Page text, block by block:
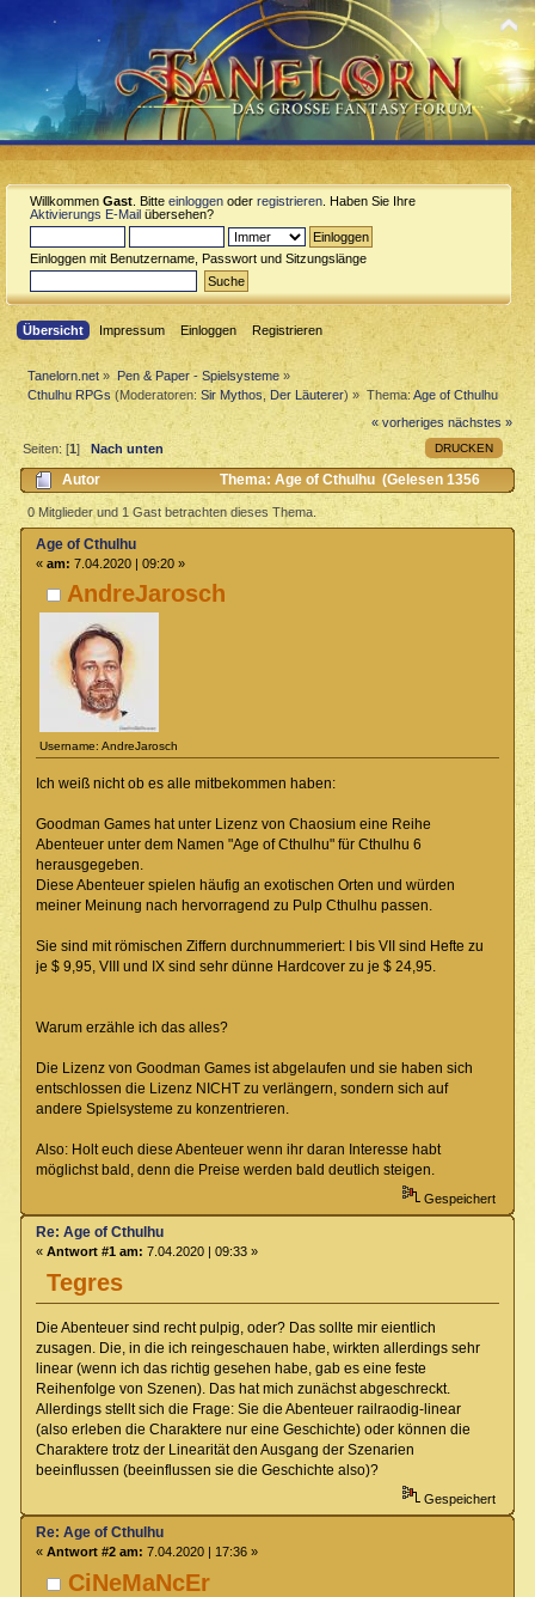
Willkommen Gast . Bitte einloggen oder registrieren . Haben Sie Ihre
Aktivierungs E-Mail übersehen?
Einloggen mit Benutzername, Passwort und Sitzungslänge
Übersicht Impressum Einloggen Registrieren
Tanelorn.net » Pen & Paper - Spielsysteme»
Cthulhu RPGs (Moderatoren:Sir Mythos, Der Läuterer) » Thema:Age of Cthulhu
« vorheriges nächstes »
DRUCKEN
Seiten: [1] Nach unten
Autor
Thema: Age of Cthulhu (Gelesen 1356
mal)
0 Mitglieder und 1 Gast betrachten dieses Thema.
AndreJarosch
Username: AndreJarosch
Age of Cthulhu
« am: 7.04.2020 | 09:20 »
Ich weiß nicht ob es alle mitbekommen haben:
Goodman Games hat unter Lizenz von Chaosium eine Reihe
Abenteuer unter dem Namen "Age of Cthulhu" für Cthulhu 6
herausgegeben.
Diese Abenteuer spielen häufig an exotischen Orten und würden
meiner Meinung nach hervorragend zu Pulp Cthulhu passen.
Sie sind mit römischen Ziffern durchnummeriert: I bis VII sind Hefte zu
je $ 9,95, VIII und IX sind sehr dünne Hardcover zu je $ 24,95.
Warum erzähle ich das alles?
Die Lizenz von Goodman Games ist abgelaufen und sie haben sich
entschlossen die Lizenz NICHT zu verlängern, sondern sich auf
andere Spielsysteme zu konzentrieren.
Also: Holt euch diese Abenteuer wenn ihr daran Interesse habt
möglichst bald, denn die Preise werden bald deutlich steigen.
Gespeichert
Tegres
Re: Age of Cthulhu
« Antwort #1 am: 7.04.2020 | 09:33 »
Die Abenteuer sind recht pulpig, oder? Das sollte mir eientlich
zusagen. Die, in die ich reingeschauen habe, wirkten allerdings sehr
linear (wenn ich das richtig gesehen habe, gab es eine feste
Reihenfolge von Szenen). Das hat mich zunächst abgeschreckt.
Allerdings stellt sich die Frage: Sie die Abenteuer railraodig-linear
(also erleben die Charaktere nur eine Geschichte) oder können die
Charaktere trotz der Linearität den Ausgang der Szenarien
beeinflussen (beeinflussen sie die Geschichte also)?
Gespeichert
CiNeMaNcEr
Re: Age of Cthulhu
« Antwort #2 am: 7.04.2020 | 17:36 »